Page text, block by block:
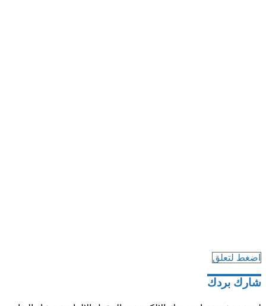
اضغط لتعلق
شارك بردك